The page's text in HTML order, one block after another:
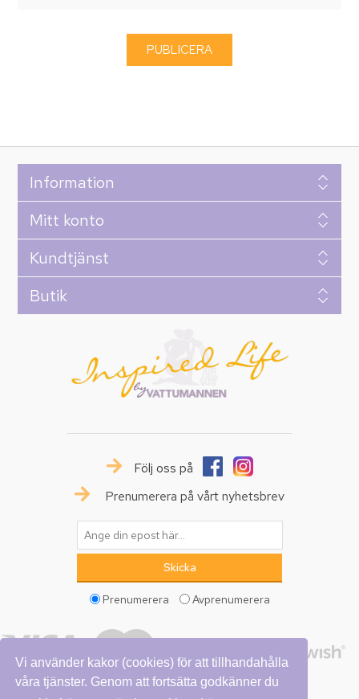
Vi använder kakor (cookies) för att tillhandahålla
våra tjänster. Genom att fortsätta godkänner du
Information
Mitt konto
Kundtjänst
Butik
Följ oss på
Prenumerera på vårt nyhetsbrev
Prenumerera Avprenumerera